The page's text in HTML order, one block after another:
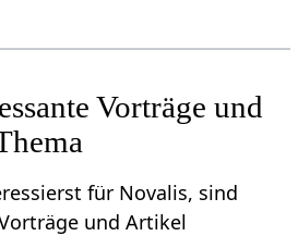
Vorträge und
für Novalis, sind
und Artikel